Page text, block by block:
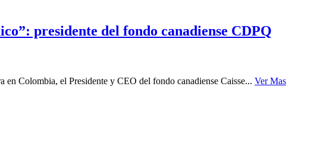
presidente del fondo canadiense CDPQ
Colombia, el Presidente y CEO del fondo canadiense Caisse... Ver Mas